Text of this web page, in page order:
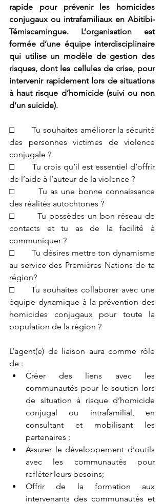
rapide pour prévenir les homicides
conjugaux ou intrafamiliaux en Abitibi-
Témiscamingue. L’organisation est
formée d’une équipe interdisciplinaire
qui utilise un modèle de gestion des
risques, dont les cellules de crise, pour
intervenir rapidement lors de situations
à haut risque d’homicide (suivi ou non
d’un suicide).
□       Tu souhaites améliorer la sécurité
des personnes victimes de violence
conjugale ?
□       Tu crois qu’il est essentiel d’offrir
de l’aide à l’auteur de la violence ?
□       Tu as une bonne connaissance
des réalités autochtones ?
□       Tu possèdes un bon réseau de
contacts et tu as de la facilité à
communiquer ?
□       Tu désires mettre ton dynamisme
au service des Premières Nations de ta
région?
□     Tu souhaites collaborer avec une
équipe dynamique à la prévention des
homicides conjugaux pour toute la
population de la région ?
L’agent(e) de liaison aura comme rôle
de :
Créer des liens avec les
communautés pour le soutien lors
de situation à risque d’homicide
conjugal ou intrafamilial, en
consultant et mobilisant les
partenaires ;
Assurer le développement d’outils
avec les communautés pour
refléter leurs besoins;
Offrir de la formation aux
intervenants des communautés et